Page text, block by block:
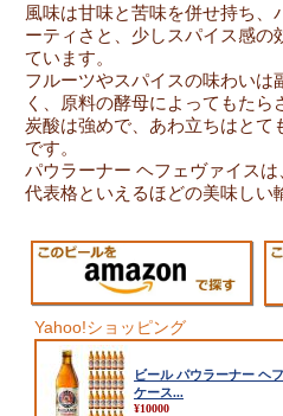
風味は甘味と苦味を併せ持ち
ーティさと、少しスパイス感の
ています。
フルーツやスパイスの味わいは
く、原料の酵母によってもたら
炭酸は強めで、あわ立ちはとて
です。
パウラーナー ヘフェヴァイス
代表格といえるほどの美味しい
Yahoo!ショッピング